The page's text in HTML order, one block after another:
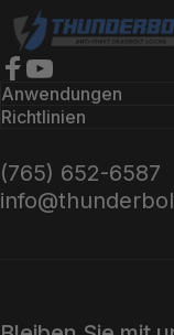
Thunderbolt-
Facebook
YouTube
Anwendungen
Richtlinien
(765) 652-6587